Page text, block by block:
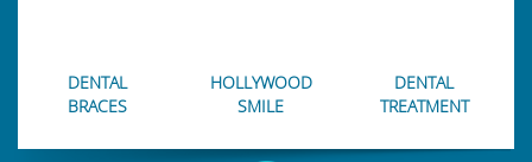
DENTAL
BRACES
HOLLYWOOD
SMILE
DENTAL
TREATMENT